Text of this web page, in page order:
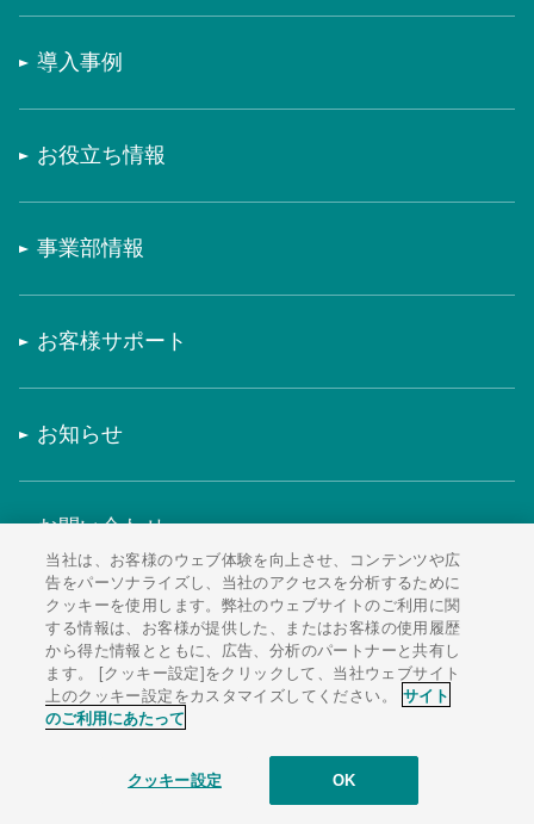
この製品に関する問い合わせ・資料
導入事例
お役立ち情報
事業部情報
お客様サポート
お知らせ
お問い合わせ
カタログ・資料請求
医薬品製造所におけるバリデーション
防爆構造に関する説明
当社は、お客様のウェブ体験を向上させ、コンテンツや広
告をパーソナライズし、当社のアクセスを分析するために
クッキーを使用します。弊社のウェブサイトのご利用に関
する情報は、お客様が提供した、またはお客様の使用履歴
から得た情報とともに、広告、分析のパートナーと共有し
ます。 [クッキー設定]をクリックして、当社ウェブサイト
上のクッキー設定をカスタマイズしてください。
サイト
のご利用にあたって
クッキー設定 OK